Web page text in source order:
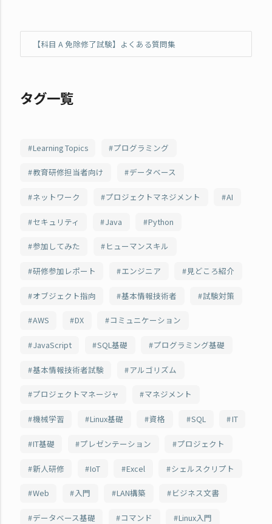
【科目 A 免除修了試験】よくある質問集
タグ一覧
Learning Topics プログラミング
教育研修担当者向け データベース
ネットワーク プロジェクトマネジメント AI
セキュリティ Java Python
参加してみた ヒューマンスキル
研修参加レポート エンジニア 見どころ紹介
オブジェクト指向 基本情報技術者 試験対策
AWS DX コミュニケーション
JavaScript SQL基礎 プログラミング基礎
基本情報技術者試験 アルゴリズム
プロジェクトマネージャ マネジメント
機械学習 Linux基礎 資格 SQL IT
IT基礎 プレゼンテーション プロジェクト
新人研修 IoT Excel シェルスクリプト
Web 入門 LAN構築 ビジネス文書
データベース基礎 コマンド Linux入門